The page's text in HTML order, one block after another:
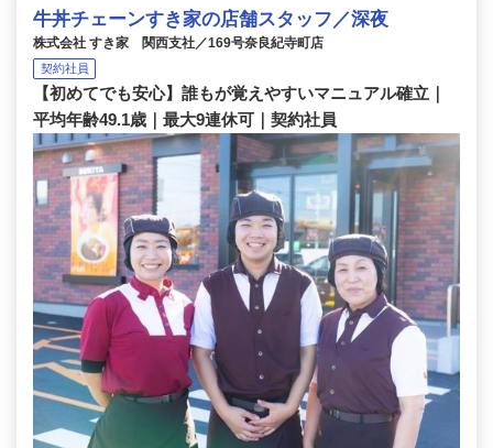
牛丼チェーンすき家の店舗スタッフ／深夜
株式会社 すき家 関西支社／169号奈良紀寺町店
契約社員
【初めてでも安心】誰もが覚えやすいマニュアル確立｜
平均年齢49.1歳｜最大9連休可｜契約社員